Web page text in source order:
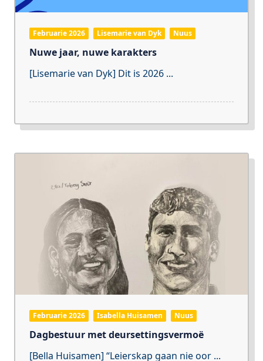
Februarie 2026 Lisemarie van Dyk Nuus
Nuwe jaar, nuwe karakters
[Lisemarie van Dyk] Dit is 2026 ...
Februarie 2026 Isabella Huisamen Nuus
Dagbestuur met deursettingsvermoë
[Bella Huisamen] “Leierskap gaan nie oor ...